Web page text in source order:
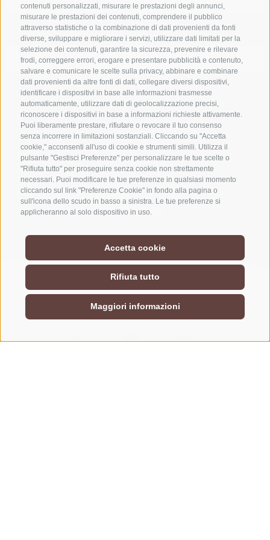
contenuti personalizzati, misurare le prestazioni degli annunci,
misurare le prestazioni dei contenuti, comprendere il pubblico
attraverso statistiche o la combinazione di dati provenienti da fonti
diverse, sviluppare e migliorare i servizi, utilizzare dati limitati per la
selezione dei contenuti, garantire la sicurezza, prevenire e rilevare
frodi, correggere errori, erogare e presentare pubblicità e contenuto,
salvare e comunicare le scelte sulla privacy, abbinare e combinare
dati provenienti da altre fonti di dati, collegare diversi dispositivi,
identificare i dispositivi in base alle informazioni trasmesse
automaticamente, utilizzare dati di geolocalizzazione precisi,
riconoscere i dispositivi in base a informazioni richieste attivamente.
Puoi liberamente prestare, rifiutare o revocare il tuo consenso
senza incorrere in limitazioni sostanziali. Cliccando su "Accetta
cookie," acconsenti all'uso di cookie e strumenti simili. Utilizza il
pulsante "Gestisci Preferenze" per personalizzare le tue scelte o
"Rifiuta tutto" per proseguire senza cookie non strettamente
necessari. Puoi modificare le tue preferenze in qualsiasi momento
cliccando sul link "Preferenze Cookie" in fondo alla pagina o
sull'icona dello scudo in basso a sinistra. Le tue preferenze si
applicheranno al solo dispositivo in uso.
Accetta cookie
Rifiuta tutto
Maggiori informazioni
Tipo alloggio
SOLO ESERCIZI PRENOTABILI ONLINE
Cerca
Lista alloggi